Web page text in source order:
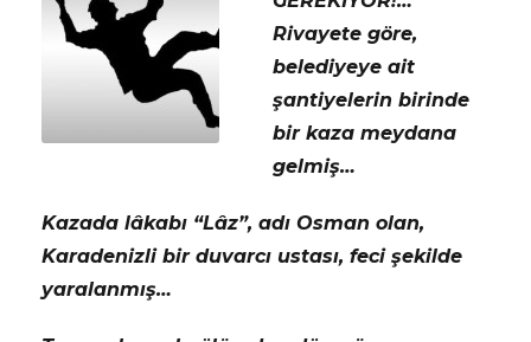
Rivayete göre,
belediyeye ait
şantiyelerin birinde
bir kaza meydana
gelmiş…
Kazada lâkabı “Lâz”, adı Osman olan,
Karadenizli bir duvarcı ustası, feci şekilde
yaralanmış…